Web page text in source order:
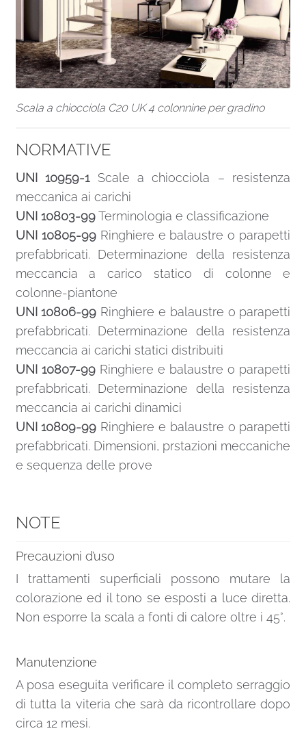
Scala a chiocciola C20 UK 4 colonnine per gradino
NORMATIVE
UNI 10959-1Scale a chiocciola – resistenza
meccanica ai carichi
UNI 10803-99Terminologia e classificazione
UNI 10805-99Ringhiere e balaustre o parapetti
prefabbricati. Determinazione della resistenza
meccancia a carico statico di colonne e
colonne-piantone
UNI 10806-99 Ringhiere e balaustre o parapetti
prefabbricati. Determinazione della resistenza
meccancia ai carichi statici distribuiti
UNI 10807-99Ringhiere e balaustre o parapetti
prefabbricati. Determinazione della resistenza
meccancia ai carichi dinamici
UNI 10809-99 Ringhiere e balaustre o parapetti
prefabbricati. Dimensioni, prstazioni meccaniche
e sequenza delle prove
NOTE
Precauzioni d’uso
I trattamenti superficiali possono mutare la
colorazione ed il tono se esposti a luce diretta.
Non esporre la scala a fonti di calore oltre i 45°.
Manutenzione
A posa eseguita verificare il completo serraggio
di tutta la viteria che sarà da ricontrollare dopo
circa 12 mesi.